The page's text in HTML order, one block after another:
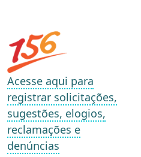
Acesse aqui para
registrar solicitações,
sugestões, elogios,
reclamações e
denúncias